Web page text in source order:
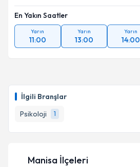
İlgili Branşlar
Psikoloji
1
En Yakın Saatler
Yarın
11:00
Yarın
13:00
Yarın
14:00
Manisa İlçeleri